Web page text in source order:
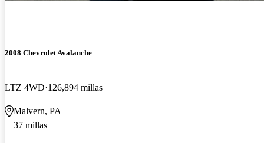
2008 Chevrolet Avalanche
LTZ 4WD 126,894 millas
Malvern, PA
37 millas